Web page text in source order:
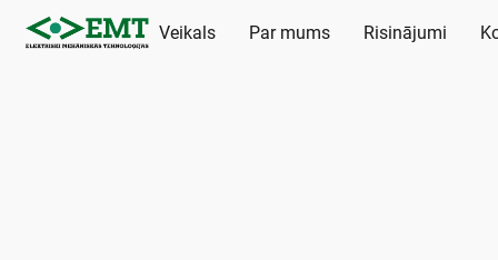
Veikals Par mums Risinājumi